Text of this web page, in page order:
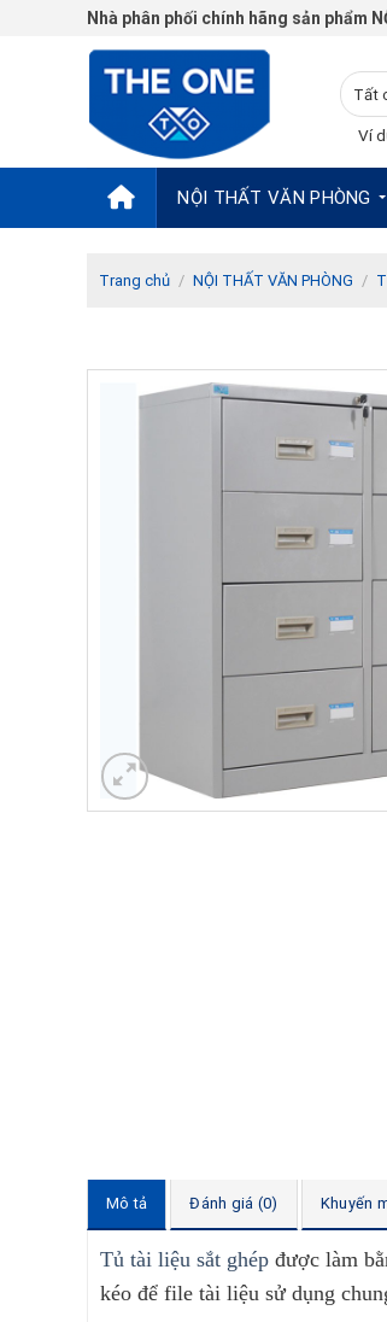
Nhà phân phối chính hãng sản phẩm
Ví
NỘI THẤT VĂN PHÒNG
Trang chủ / NỘI THẤT VĂN PHÒNG /
Mô tả Đánh giá (0) Khuyến
Tủ tài liệu sắt ghép được làm
kéo để file tài liệu sử dụng